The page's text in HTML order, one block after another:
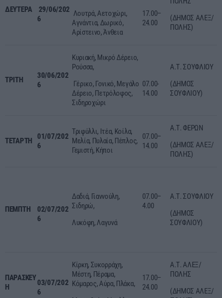
ΔΕΥΤΕΡΑ 29/06/202
6
Λουτρά, Αετοχώρι,
Αγνάντια, Δωρικό,
Αρίστεινο, Άνθεια
17.00–
24.00
(ΔΗΜΟΣ ΑΛΕΞ/
ΠΟΛΗΣ)
ΤΡΙΤΗ 30/06/202
6
Κυριακή, Μικρό Δέρειο,
Ρούσσα,
Γέρικο, Γονικό, Μεγάλο
Δέρειο, Πετρόλοφος,
Σιδηροχώρι
07.00-
14.00
Α.Τ. ΣΟΥΦΛΙΟΥ
(ΔΗΜΟΣ
ΣΟΥΦΛΙΟΥ)
ΤΕΤΑΡΤΗ 01/07/202
6
Τριφύλλι, Ιτέα, Κοίλα,
Μελία, Πυλαία, Πέπλος,
Γεμιστή, Κήποι
07.00–
14.00
Α.Τ. ΦΕΡΩΝ
(ΔΗΜΟΣ ΑΛΕΞ/
ΠΟΛΗΣ)
ΠΕΜΠΤΗ 02/07/202
6
Δαδιά, Γιαννούλη,
Σιδηρώ,
Λυκόφη, Λαγυνά
07.00–
4.00
Α.Τ. ΣΟΥΦΛΙΟΥ
(ΔΗΜΟΣ
ΣΟΥΦΛΙΟΥ)
ΠΑΡΑΣΚΕΥ
Η
03/07/202
6
Κίρκη, Συκορράχη,
Μέστη, Πέραμα,
Κόμαρος, Αύρα, Πλάκα,
17.00–
24.00
Α.Τ. ΑΛΕΞ/
ΠΟΛΗΣ
(ΔΗΜΟΣ ΑΛΕΞ/